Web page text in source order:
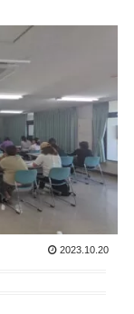
2023.10.20